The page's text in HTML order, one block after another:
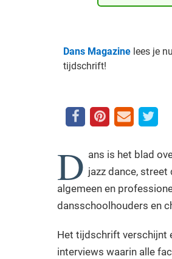
Dans Magazine lees je
tijdschrift!
D ans is het blad
jazz dance,
algemeen en
dansschoolhouders en
Het tijdschrift verschijnt
interviews waarin alle